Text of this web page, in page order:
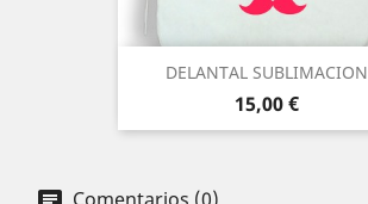
DELANTAL SUBLIMACION
Precio
15,00 €